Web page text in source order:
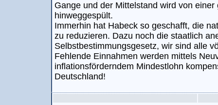
Gange und der Mittelstand wird von
hinweggespült.
Immerhin hat Habeck so geschafft, die
zu reduzieren. Dazu noch die staatlich
Selbstbestimmungsgesetz, wir sind alle
Fehlende Einnahmen werden mittels
inflationsförderndem Mindestlohn
Deutschland!